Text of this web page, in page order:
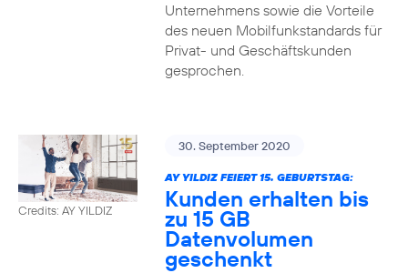
Unternehmens sowie die Vorteile
des neuen Mobilfunkstandards für
Privat- und Geschäftskunden
gesprochen.
Credits: AY YILDIZ
30. September 2020
AY YILDIZ FEIERT 15. GEBURTSTAG:
Kunden erhalten bis
zu 15 GB
Datenvolumen
geschenkt